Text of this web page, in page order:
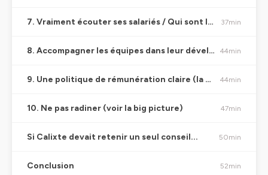
7. Vraiment écouter ses salariés / Qui sont les capteurs, qui sont les cafteurs? 37min
8. Accompagner les équipes dans leur développement par la formation 44min
9. Une politique de rémunération claire (la grille des salaires) 44min
10. Ne pas radiner (voir la big picture) 47min
Si Calixte devait retenir un seul conseil... 50min
Conclusion 52min